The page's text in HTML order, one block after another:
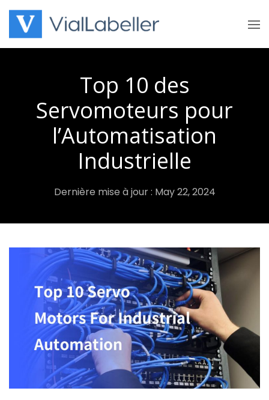
Skip
content
Top 10 des
Servomoteurs pour
l’Automatisation
Industrielle
Dernière mise à jour : May 22, 2024